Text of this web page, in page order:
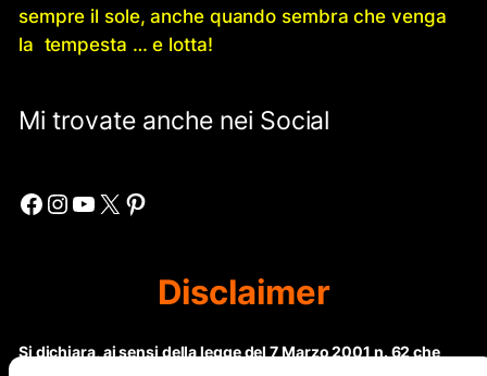
sempre il sole, anche quando sembra che venga
la tempesta … e lotta!
Mi trovate anche nei Social
Facebook Instagram YouTube X Pinterest
Disclaimer
Si dichiara, ai sensi della legge del 7 Marzo 2001 n. 62 che